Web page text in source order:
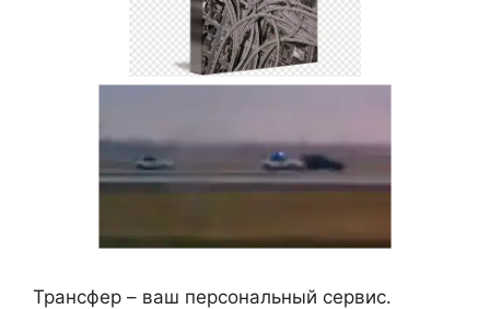
Трансфер – ваш персональный сервис.